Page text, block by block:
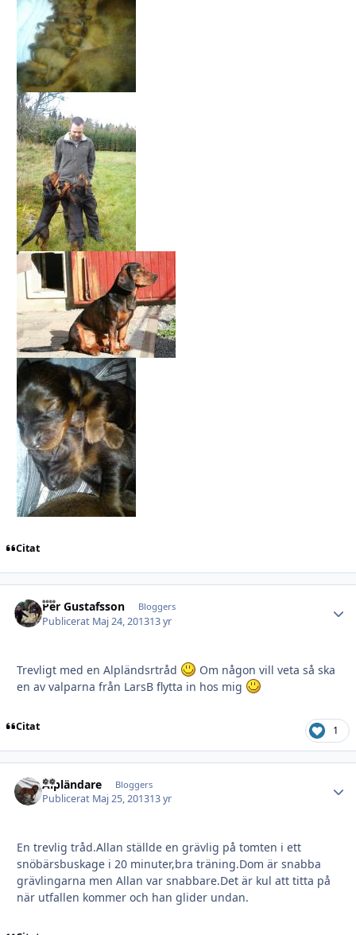
Citat
Per Gustafsson Bloggers
Publicerat Maj 24, 201313 yr
Trevligt med en Alpländsrtråd
Om någon vill veta så ska
en av valparna från LarsB flytta in hos mig
Citat 1
Alpländare Bloggers
Publicerat Maj 25, 201313 yr
En trevlig tråd.Allan ställde en grävlig på tomten i ett
snöbärsbuskage i 20 minuter,bra träning.Dom är snabba
grävlingarna men Allan var snabbare.Det är kul att titta på
när utfallen kommer och han glider undan.